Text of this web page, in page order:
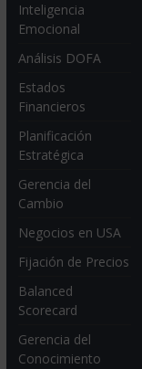
Inteligencia
Emocional
Análisis DOFA
Estados
Financieros
Planificación
Estratégica
Gerencia del
Cambio
Negocios en USA
Fijación de Precios
Balanced
Scorecard
Gerencia del
Conocimiento